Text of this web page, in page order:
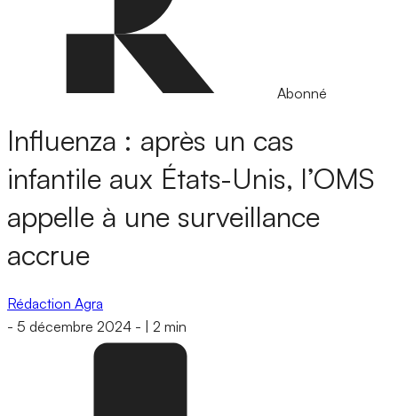
Abonné
Influenza : après un cas
infantile aux États-Unis, l’OMS
appelle à une surveillance
accrue
Rédaction Agra
- 5 décembre 2024 - 2 min